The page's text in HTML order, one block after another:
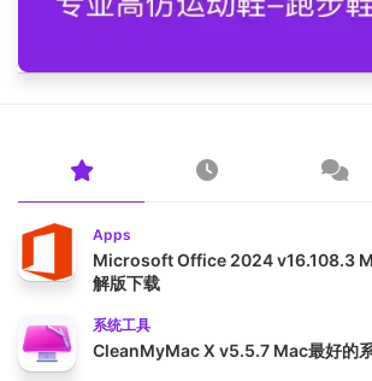
Apps
Microsoft Office 2024 v16.108.3
解版下载
系统工具
CleanMyMac X v5.5.7 Mac最好的